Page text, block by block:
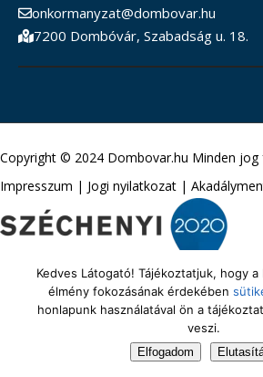
onkormanyzat@dombovar.hu
7200 Dombóvár, Szabadság u. 18.
Copyright © 2024 Dombovar.hu Minden jog
Impresszum | Jogi nyilatkozat |
Kedves Látogató! Tájékoztatjuk, hogy
élmény fokozásának érdekében
honlapunk használatával ön a
veszi.
Elfogadom